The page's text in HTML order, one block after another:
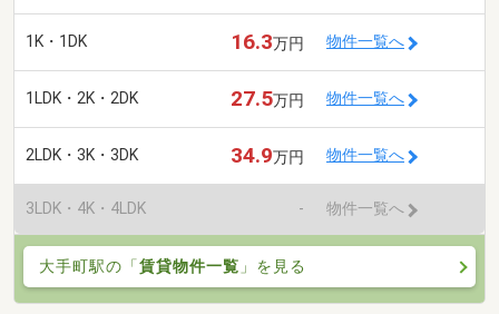
1K・1DK 16.3万円 物件一覧へ
1LDK・2K・2DK 27.5万円 物件一覧へ
2LDK・3K・3DK 34.9万円 物件一覧へ
3LDK・4K・4LDK - 物件一覧へ
大手町駅の「賃貸物件一覧 」を見る